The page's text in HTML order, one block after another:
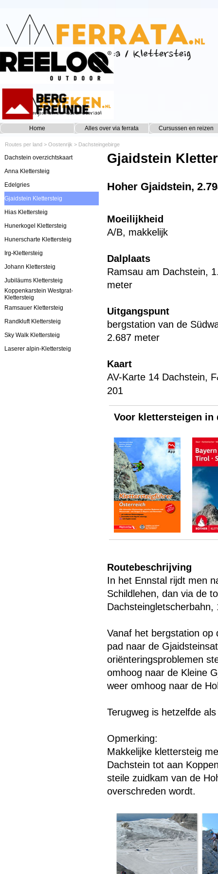
Home Alles over via ferrata ▼
Cursussen en reizen
Routes per land >Oostenrijk > Dachsteingebirge
Dachstein overzichtskaart
Anna Klettersteig
Edelgries
Gjaidstein Klettersteig
Hias Klettersteig
Hunerkogel Klettersteig
Hunerscharte Klettersteig
Irg-Klettersteig
Johann Klettersteig
Jubiläums Klettersteig
Koppenkarstein Westgrat-
Klettersteig
Ramsauer Klettersteig
Randkluft Klettersteig
Sky Walk Klettersteig
Laserer alpin-Klettersteig
Gjaidstein
Hoher Gjaidstein,
Moeilijkheid
A/B, makkelijk
Dalplaats
Ramsau am Dachstein,
meter
Uitgangspunt
bergstation van de
2.687 meter
Kaart
AV-Karte 14 Dachstein,
201
Voor klettersteigen in
Routebeschrijving
In het Ennstal rijdt men
Schildlehen, dan via de
Dachsteingletscherbahn,
Vanaf het bergstation op
pad naar de
oriënteringsproblemen
omhoog naar de Kleine
weer omhoog naar de
Terugweg is hetzelfde
Opmerking:
Makkelijke klettersteig
Dachstein tot aan
steile zuidkam van de
overschreden wordt.